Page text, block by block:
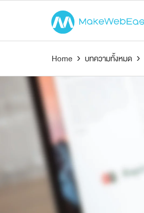
Home › บทความทั้งหมด ›